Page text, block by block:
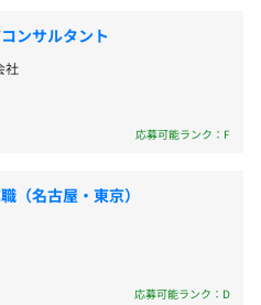
ことで、購入した書籍代金を
条件に受験料・テキスト代な
慮されたDell社製のWindows
で）
の評価システム「3C制度」
特別賞与を支給します（2年
サポートする、多角的な場を
アアーキテクチャやテスト
「輪読会」や、他チームの技
ットに技術を語り合える場が
私たちの付加価値を高
する。 それが、また新た
いく――。 フォルシ
高い目標に向かい、 お
ながら、弛まぬ努力を重
ンサルタント
社
応募可能ランク：F
（名古屋・東京）
応募可能ランク：D